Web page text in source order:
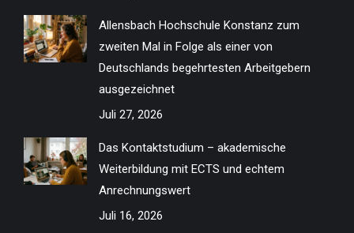
Allensbach Hochschule Konstanz zum
zweiten Mal in Folge als einer von
Deutschlands begehrtesten Arbeitgebern
ausgezeichnet
Juli 27, 2026
Das Kontaktstudium – akademische
Weiterbildung mit ECTS und echtem
Anrechnungswert
Juli 16, 2026